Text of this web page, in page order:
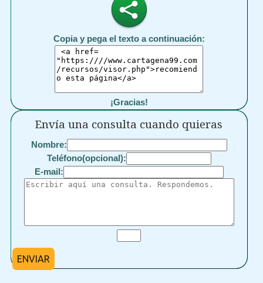
Copia y pega el texto a continuación:
¡Gracias!
Envía una consulta cuando quieras
Nombre:
Teléfono(opcional):
E-mail:
ENVIAR